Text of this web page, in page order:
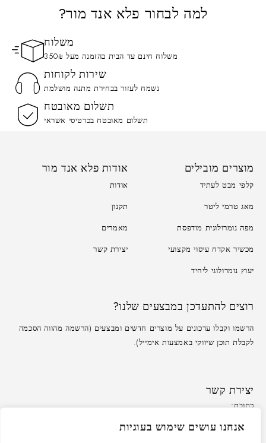
אנחנו עושים שימוש בעוגיות
למה לבחור פלא אנד מור?
משלוח
משלוח חינם עד הבית בהזמנה מעל 350₪
שירות לקוחות
נשמח לעזור בבחירת מתנה מושלמת
תשלום מאובטח
תשלום מאובטח בכרטיסי אשראי
יצירת קשר
כתובת:
service@peleandmore.co.il
מוצרים מובילים
קלפי מבט לעתיד
מאג טרמי ליטר
מפה נומרולוגית מודפסת
מכשיר אקדח עיסוי מקצועי
יעוץ נומרולוגי ליחיד
אודות פלא אנד מור
אודות
תקנון
מאמרים
יצירת קשר
רוצים להתעדכן במבצעים שלנו?
הרשמו וקבלו עדכונים על מוצרים חדשים ומבצעים (הרשמה מהווה הסכמה
לקבלת תוכן שיווקי באמצעות אימייל).